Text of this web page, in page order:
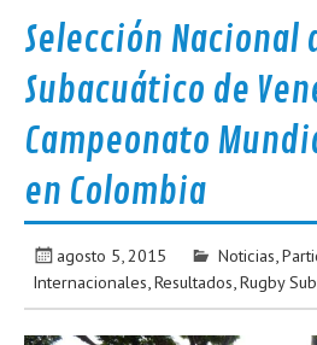
Selección Nacional
Subacuático de
Campeonato
en Colombia
agosto 5, 2015 Noticias
Internacionales ,Resultados ,Rugby